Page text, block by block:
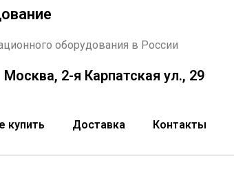
оборудования в России
Москва, 2-я Карпатская ул., 29
купить Доставка Контакты